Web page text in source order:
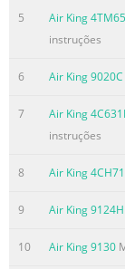
MODEL
OPERACIÓN Y
DE ALTA
VELOCIDAD Y
CABLE Large
the Cable
(45.7 cm)
5 Air King
instruções
6 Air King 9020C
7 Air King
instruções
8 Air King
9 Air King 9124H
10 Air King 9130